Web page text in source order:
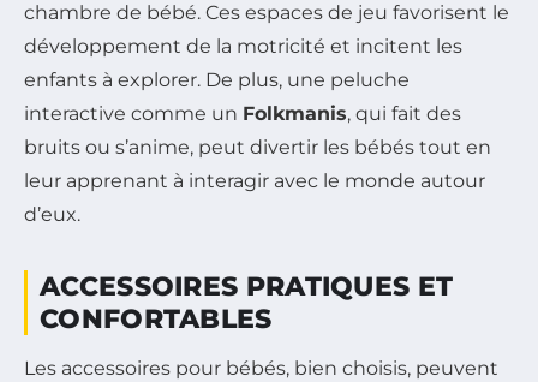
chambre de bébé. Ces espaces de jeu favorisent le
développement de la motricité et incitent les
enfants à explorer. De plus, une peluche
interactive comme un Folkmanis, qui fait des
bruits ou s’anime, peut divertir les bébés tout en
leur apprenant à interagir avec le monde autour
d’eux.
ACCESSOIRES PRATIQUES ET
CONFORTABLES
Les accessoires pour bébés, bien choisis, peuvent